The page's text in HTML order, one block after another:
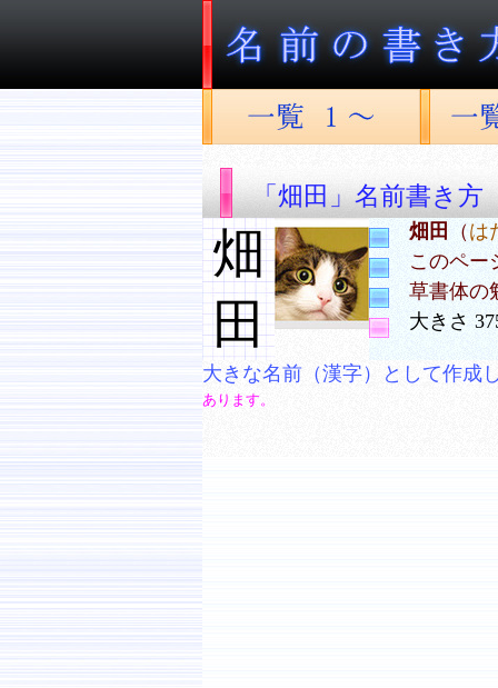
「畑田」名前書き
畑
田
畑田 （は
このペー
草書体の
大きさ
大きな名前（漢字）として作成
あります。